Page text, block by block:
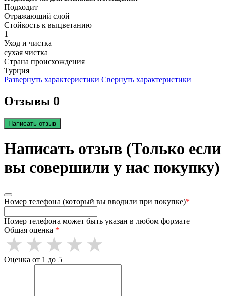
Подходит
Отражающий слой
Стойкость к выцветанию
1
Уход и чистка
сухая чистка
Страна происхождения
Турция
Развернуть характеристики Свернуть характеристики
Отзывы 0
Написать отзыв
Написать отзыв (Только если
вы совершили у нас покупку)
Номер телефона (который вы вводили при покупке)*
Номер телефона может быть указан в любом формате
Общая оценка *
Оценка от 1 до 5